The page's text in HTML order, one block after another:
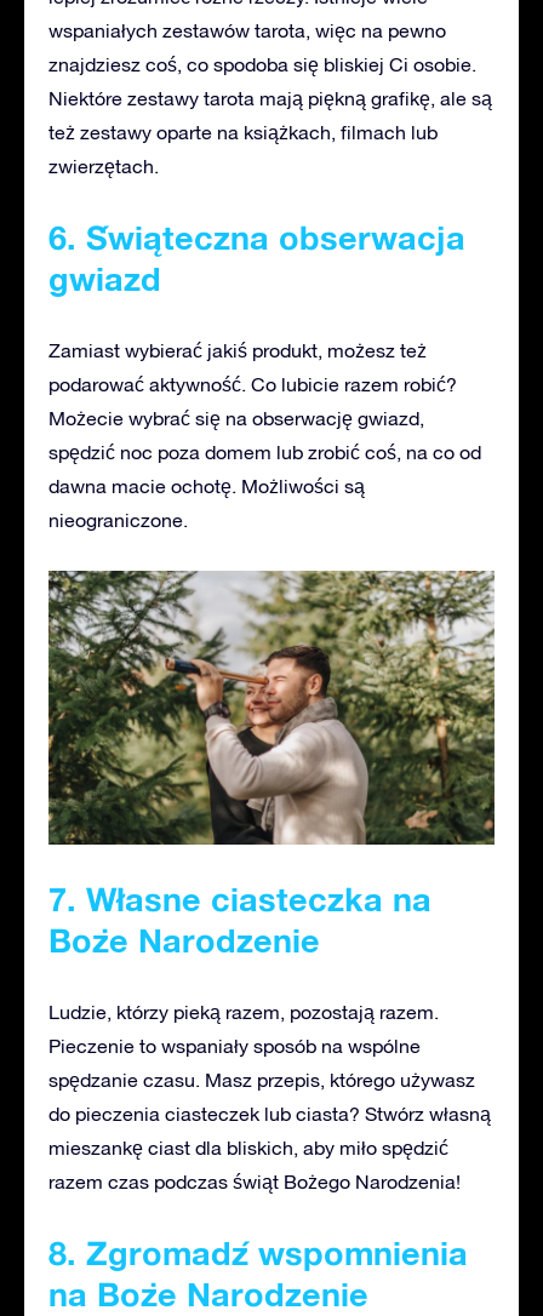
wspaniałych zestawów tarota, więc na pewno
znajdziesz coś, co spodoba się bliskiej Ci osobie.
Niektóre zestawy tarota mają piękną grafikę, ale są
też zestawy oparte na książkach, filmach lub
zwierzętach.
6. Świąteczna obserwacja
gwiazd
Zamiast wybierać jakiś produkt, możesz też
podarować aktywność. Co lubicie razem robić?
Możecie wybrać się na obserwację gwiazd,
spędzić noc poza domem lub zrobić coś, na co od
dawna macie ochotę. Możliwości są
nieograniczone.
7. Własne ciasteczka na
Boże Narodzenie
Ludzie, którzy pieką razem, pozostają razem.
Pieczenie to wspaniały sposób na wspólne
spędzanie czasu. Masz przepis, którego używasz
do pieczenia ciasteczek lub ciasta? Stwórz własną
mieszankę ciast dla bliskich, aby miło spędzić
razem czas podczas świąt Bożego Narodzenia!
8. Zgromadź wspomnienia
na Boże Narodzenie